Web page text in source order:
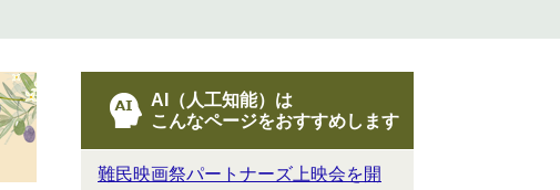
AI（人工知能）は
こんなページをおすすめします
難民映画祭パートナーズ上映会を開